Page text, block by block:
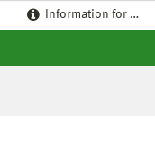
Information for …